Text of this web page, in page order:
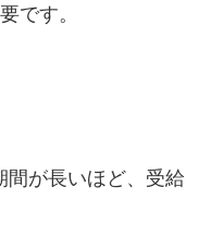
です。
間が長いほど、受給